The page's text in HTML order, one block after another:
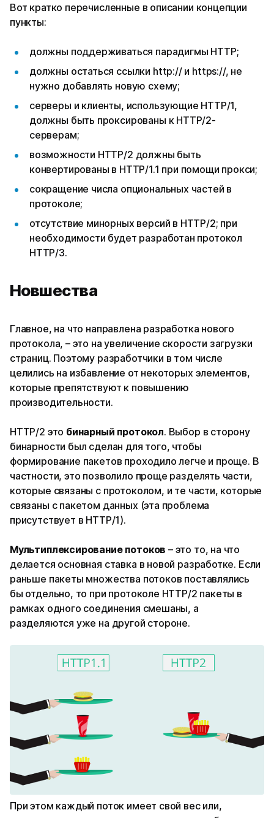
Вот кратко перечисленные в описании концепции
пункты:
должны поддерживаться парадигмы HTTP;
должны остаться ссылки http:// и https://, не
нужно добавлять новую схему;
серверы и клиенты, использующие HTTP/1,
должны быть проксированы к HTTP/2-
серверам;
возможности HTTP/2 должны быть
конвертированы в HTTP/1.1 при помощи прокси;
сокращение числа опциональных частей в
протоколе;
отсутствие минорных версий в HTTP/2; при
необходимости будет разработан протокол
HTTP/3.
Новшества
Главное, на что направлена разработка нового
протокола, – это на увеличение скорости загрузки
страниц. Поэтому разработчики в том числе
целились на избавление от некоторых элементов,
которые препятствуют к повышению
производительности.
HTTP/2 это бинарный протокол. Выбор в сторону
бинарности был сделан для того, чтобы
формирование пакетов проходило легче и проще. В
частности, это позволило проще разделять части,
которые связаны с протоколом, и те части, которые
связаны с пакетом данных (эта проблема
присутствует в HTTP/1).
Мультиплексирование потоков – это то, на что
делается основная ставка в новой разработке. Если
раньше пакеты множества потоков поставлялись
бы отдельно, то при протоколе HTTP/2 пакеты в
рамках одного соединения смешаны, а
разделяются уже на другой стороне.
При этом каждый поток имеет свой вес или,